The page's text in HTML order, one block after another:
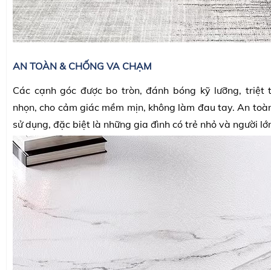
AN TOÀN & CHỐNG VA CHẠM
Các cạnh góc được bo tròn, đánh bóng kỹ lưỡng, triệt
nhọn, cho cảm giác mềm mịn, không làm đau tay. An
sử dụng, đặc biệt là những gia đình có trẻ nhỏ và người